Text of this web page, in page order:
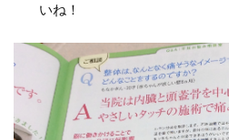
いね！